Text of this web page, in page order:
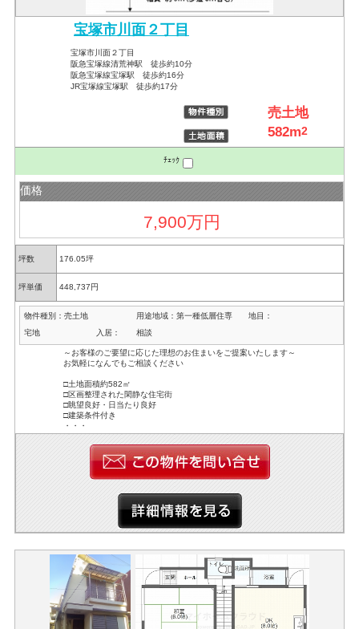
宝塚市川面２丁目
宝塚市川面２丁目
阪急宝塚線清荒神駅 徒歩約10分
阪急宝塚線宝塚駅 徒歩約16分
JR宝塚線宝塚駅 徒歩約17分
売土地
582m2
ﾁｪｯｸ
価格
7,900万円
坪数 176.05坪
坪単価 448,737円
物件種別： 売土地 用途地域： 第一種低層住専
地目：
宅地
入居： 相談
～お客様のご要望に応じた理想のお住まいをご提案いたします～
お気軽になんでもご相談ください
□土地面積約582㎡
□区画整理された閑静な住宅街
□眺望良好・日当たり良好
□建築条件付き
・・・